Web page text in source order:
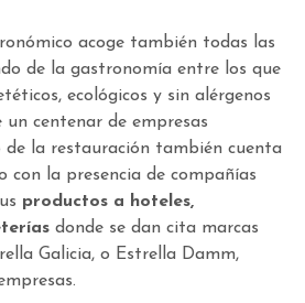
acoge también todas las
de la gastronomía entre los que
ecológicos y sin alérgenos
centenar de empresas
de la restauración también cuenta
con la presencia de compañías
productos a hoteles,
donde se dan cita marcas
Galicia, o Estrella Damm,